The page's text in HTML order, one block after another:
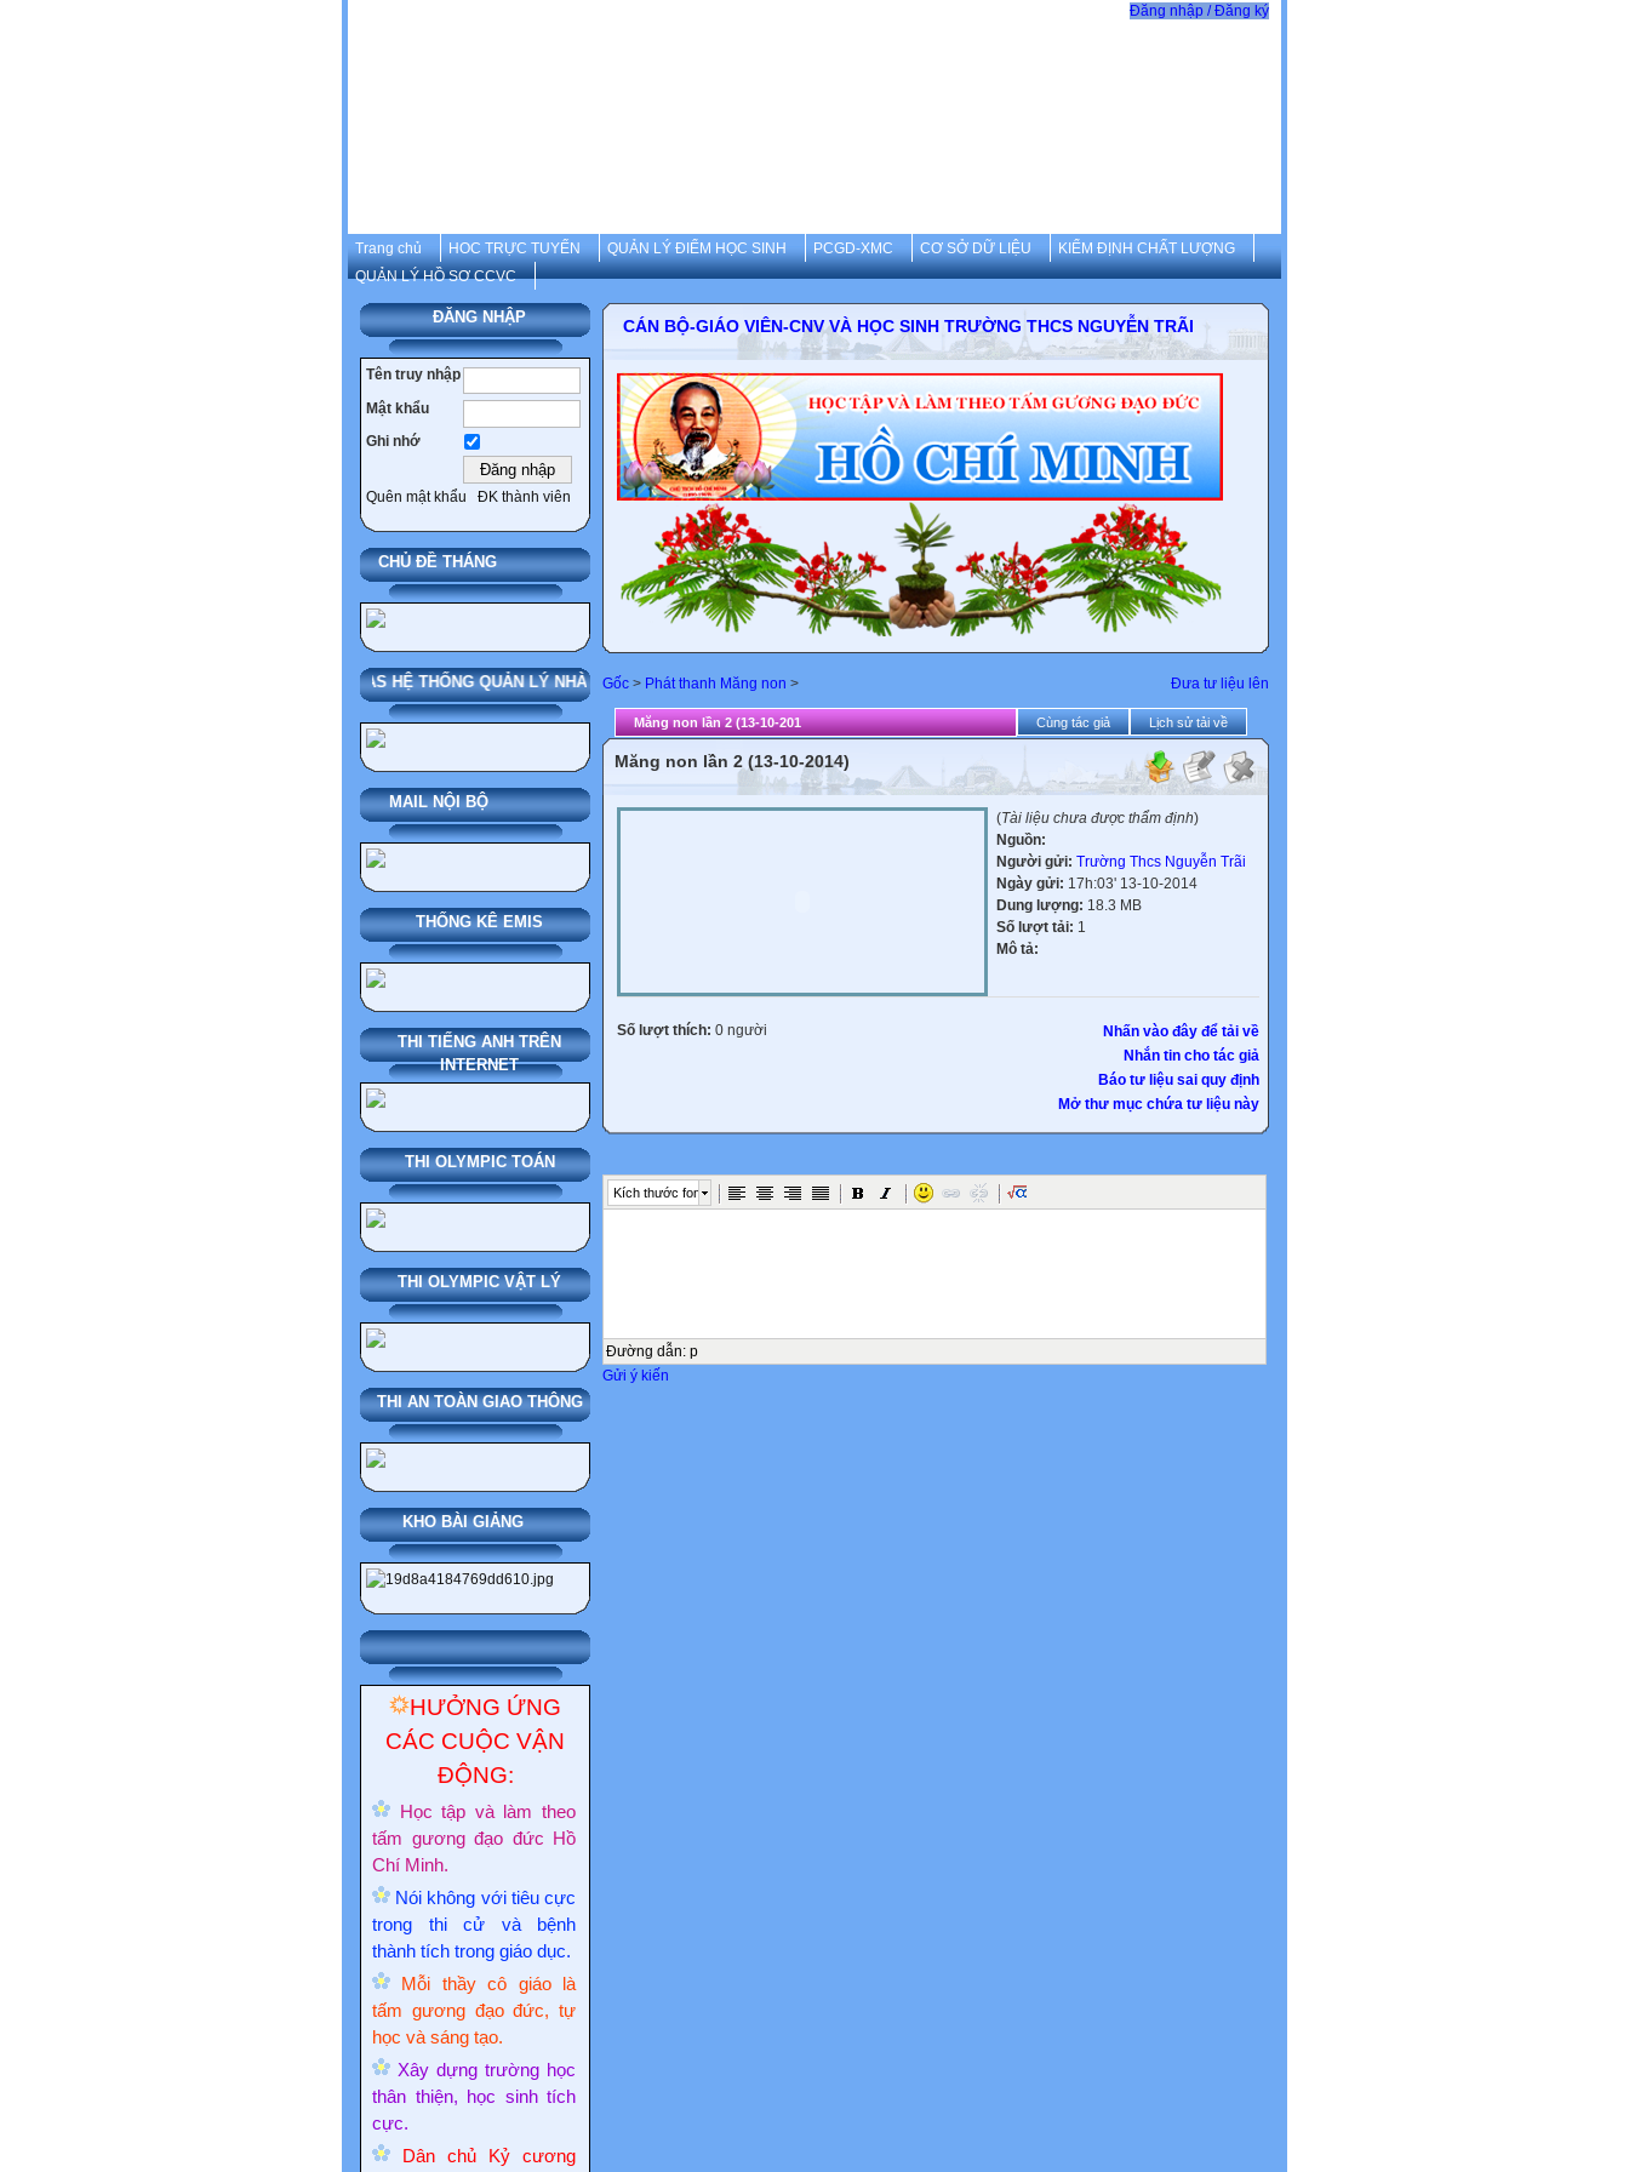
Đăng nhập / Đăng ký
Trang chủ HOC TRỰC TUYẾN QUẢN LÝ ĐIỂM HỌC SINH PCGD-XMC CƠ SỞ DỮ LIỆU
KIỂM ĐỊNH CHẤT LƯỢNG
QUẢN LÝ HỒ SƠ CCVC
ĐĂNG NHẬP
Tên truy nhập
Mật khẩu
Ghi nhớ
Quên mật khẩu ĐK thành viên
CHỦ ĐỀ THÁNG
SMAS HỆ THỐNG QUẢN LÝ NHÀ TRƯỜNG
MAIL NỘI BỘ
THỐNG KÊ EMIS
THI TIẾNG ANH TRÊN
INTERNET
THI OLYMPIC TOÁN
THI OLYMPIC VẬT LÝ
THI AN TOÀN GIAO THÔNG
KHO BÀI GIẢNG
HƯỞNG ỨNG
CÁC CUỘC VẬN
ĐỘNG:
Học tập và làm theo
tấm gương đạo đức Hồ
Chí Minh.
Nói không với tiêu cực
trong thi cử và bệnh
thành tích trong giáo dục.
Mỗi thầy cô giáo là
tấm gương đạo đức, tự
học và sáng tạo.
Xây dựng trường học
thân thiện, học sinh tích
cực.
Dân chủ Kỷ cương
CÁN BỘ-GIÁO VIÊN-CNV VÀ HỌC SINH TRƯỜNG THCS NGUYỄN TRÃI
Đưa tư liệu lên
Gốc > Phát thanh Măng non >
Măng non lần 2 (13-10-201 Cùng tác giả Lịch sử tải về
Măng non lần 2 (13-10-2014)
(Tài liệu chưa được thẩm định)
Nguồn:
Người gửi: Trường Thcs Nguyễn Trãi
Ngày gửi: 17h:03' 13-10-2014
Dung lượng: 18.3 MB
Số lượt tải: 1
Mô tả:
Nhấn vào đây để tải về
Nhắn tin cho tác giả
Báo tư liệu sai quy định
Mở thư mục chứa tư liệu này
Số lượt thích: 0 người
Kích thước font
Đường dẫn: p
Gửi ý kiến